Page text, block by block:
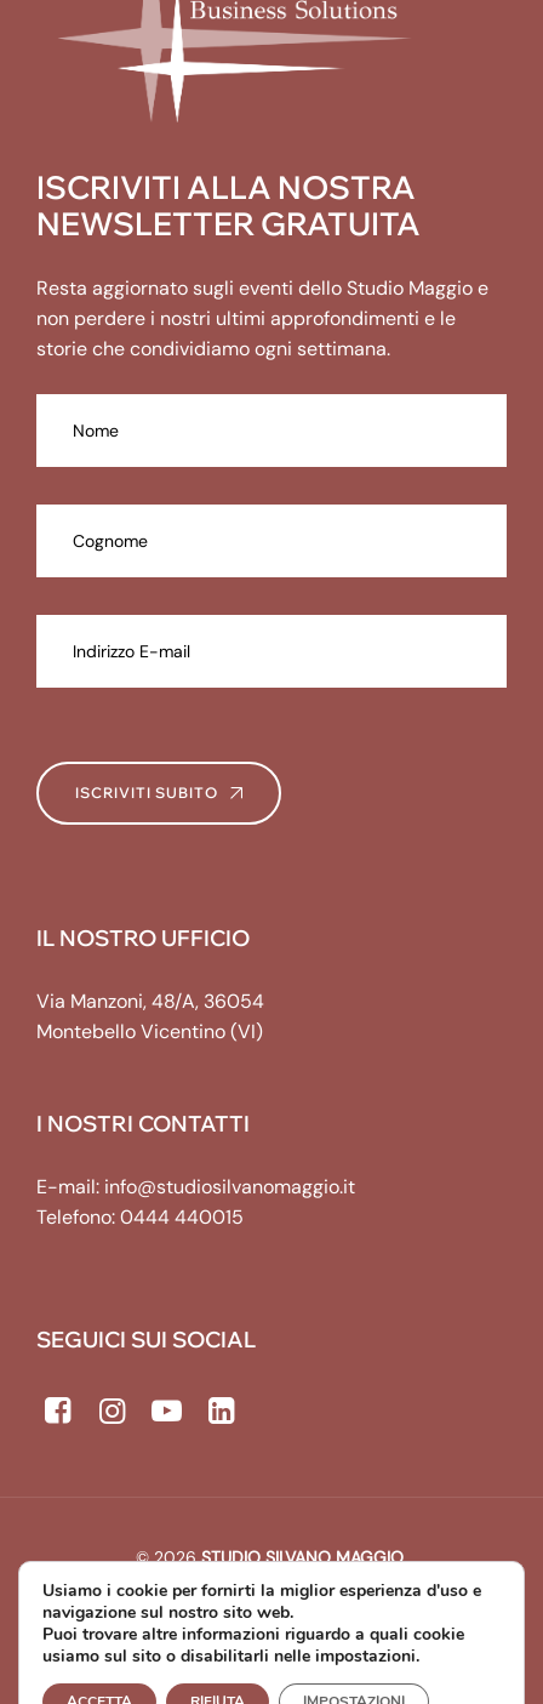
ISCRIVITI ALLA NOSTRA
NEWSLETTER GRATUITA
Resta aggiornato sugli eventi dello Studio Maggio e
non perdere i nostri ultimi approfondimenti e le
storie che condividiamo ogni settimana.
ISCRIVITI SUBITO
IL NOSTRO UFFICIO
Via Manzoni, 48/A, 36054
Montebello Vicentino (VI)
I NOSTRI CONTATTI
E-mail: info@studiosilvanomaggio.it
Telefono:0444 440015
SEGUICI SUI SOCIAL
© 2026STUDIO SILVANO MAGGIO.
All rights reserved. | P.IVA: 00643440241
Developed byMichael Web Designer & Developer
Usiamo i cookie per fornirti la miglior esperienza d'uso e
navigazione sul nostro sito web.
Puoi trovare altre informazioni riguardo a quali cookie
usiamo sul sito o disabilitarli nelle impostazioni.